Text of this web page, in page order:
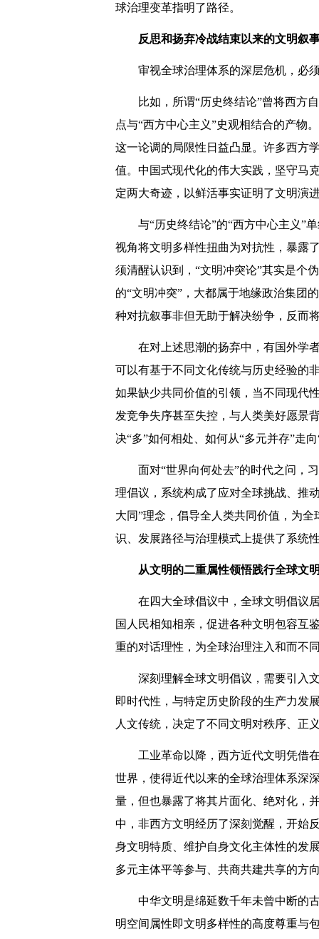
球治理变革指明了路径。
反思和扬弃冷战结束以来的文明叙
审视全球治理体系的深层危机，必
比如，所谓“历史终结论”曾将西方
点与“西方中心主义”史观相结合的产物
这一论调的局限性日益凸显。许多西方
值。中国式现代化的伟大实践，坚守马
定两大奇迹，以鲜活事实证明了文明演
与“历史终结论”的“西方中心主义”
视角将文明多样性扭曲为对抗性，暴露
须清醒认识到，“文明冲突论”其实是个
的“文明冲突”，大都属于地缘政治集团
种对抗叙事非但无助于解决纷争，反而
在对上述思潮的扬弃中，有国外学
可以有基于不同文化传统与历史经验的
如果缺少共同价值的引领，当不同现代
发竞争失序甚至失控，与人类美好愿景
决“多”如何相处、如何从“多元并存”走
面对“世界向何处去”的时代之问，
理倡议，系统构成了应对全球挑战、推
大同”理念，倡导全人类共同价值，为
识、发展路径与治理模式上提供了系统
从文明的二重属性领悟践行全球文
在四大全球倡议中，全球文明倡议
国人民相知相亲，促进各种文明包容互
重的对话理性，为全球治理注入和而不
深刻理解全球文明倡议，需要引入
即时代性，与特定历史阶段的生产力发
人文传统，决定了不同文明对秩序、正
工业革命以降，西方近代文明凭借
世界，使得近代以来的全球治理体系深
量，但也暴露了将其片面化、绝对化，
中，非西方文明经历了深刻觉醒，开始
身文明特质、维护自身文化主体性的发
多元主体平等参与、共商共建共享的方
中华文明是绵延数千年未曾中断的
明空间属性即文明多样性的高度尊重与